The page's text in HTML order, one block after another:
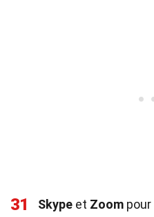
31 Skype et Zoom